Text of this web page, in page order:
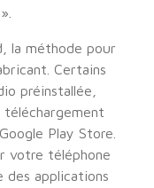
la méthode pour
Certains
préinstallée,
téléchargement
Play Store.
votre téléphone
des applications